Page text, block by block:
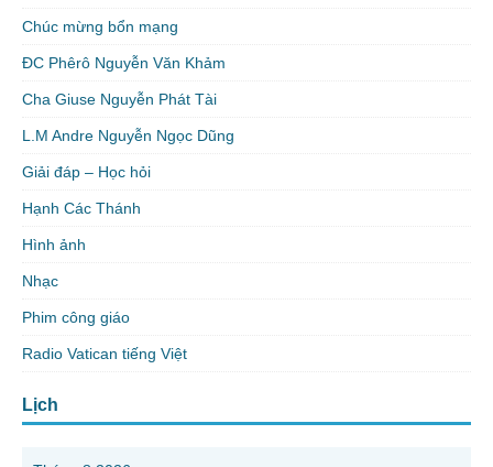
Chúc mừng bổn mạng
ĐC Phêrô Nguyễn Văn Khảm
Cha Giuse Nguyễn Phát Tài
L.M Andre Nguyễn Ngọc Dũng
Giải đáp – Học hỏi
Hạnh Các Thánh
Hình ảnh
Nhạc
Phim công giáo
Radio Vatican tiếng Việt
Lịch